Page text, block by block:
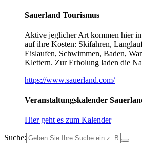
Sauerland Tourismus
Aktive jeglicher Art kommen hier
auf ihre Kosten: Skifahren,
Eislaufen, Schwimmen, Baden,
Klettern. Zur Erholung laden die
https://www.sauerland.com/
Veranstaltungskalender
Hier geht es zum Kalender
Suche: